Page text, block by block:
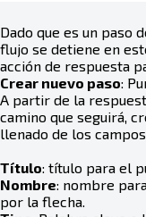
Dado que es un paso
flujo se detiene en
acción de respuesta
Crear nuevo paso:
A partir de la
camino que seguirá,
llenado de los
Título: título para el
Nombre: nombre
por la flecha.